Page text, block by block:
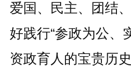
爱国、民主、团结
好践行“参政为公、
资政育人的宝贵历